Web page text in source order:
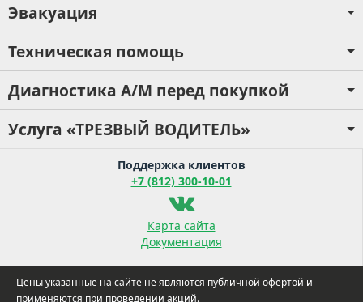
Эвакуация
Техническая помощь
Диагностика А/М перед покупкой
Услуга «ТРЕЗВЫЙ ВОДИТЕЛЬ»
Поддержка клиентов
+7 (812) 300-10-01
Карта сайта
Документация
Цены указанные на сайте не являются публичной офертой и
применяются при проведении акций.